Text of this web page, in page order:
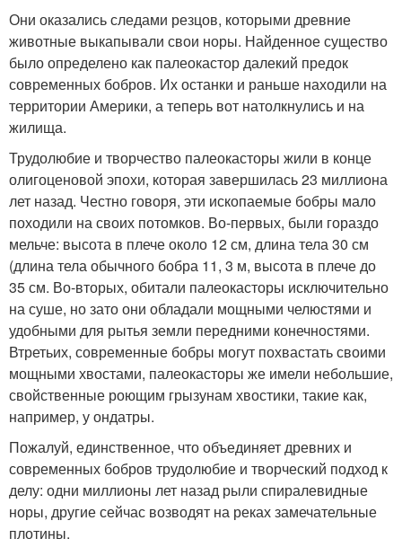
Они оказались следами резцов, которыми древние
животные выкапывали свои норы. Найденное существо
было определено как палеокастор далекий предок
современных бобров. Их останки и раньше находили на
территории Америки, а теперь вот натолкнулись и на
жилища.
Трудолюбие и творчество палеокасторы жили в конце
олигоценовой эпохи, которая завершилась 23 миллиона
лет назад. Честно говоря, эти ископаемые бобры мало
походили на своих потомков. Во-первых, были гораздо
мельче: высота в плече около 12 см, длина тела 30 см
(длина тела обычного бобра 11, 3 м, высота в плече до
35 см. Во-вторых, обитали палеокасторы исключительно
на суше, но зато они обладали мощными челюстями и
удобными для рытья земли передними конечностями.
Втретьих, современные бобры могут похвастать своими
мощными хвостами, палеокасторы же имели небольшие,
свойственные роющим грызунам хвостики, такие как,
например, у ондатры.
Пожалуй, единственное, что объединяет древних и
современных бобров трудолюбие и творческий подход к
делу: одни миллионы лет назад рыли спиралевидные
норы, другие сейчас возводят на реках замечательные
плотины.